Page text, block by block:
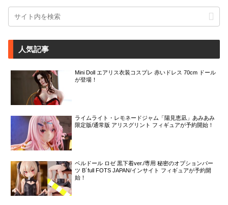
人気記事
Mini Doll エアリス衣装コスプレ 赤いドレス 70cm ドール
が登場！
ライムライト・レモネードジャム「陽見恵凪」あみあみ
限定版/通常版 アリスグリント フィギュアが予約開始！
ベルドール ロゼ 黒下着ver./専用 秘密のオプションパー
ツ B´full FOTS JAPAN/インサイト フィギュアが予約開
始！